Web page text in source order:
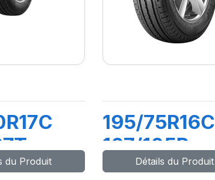
du Produit
195/75R16C
107/105R
TRANSPRO
Détails du Produit